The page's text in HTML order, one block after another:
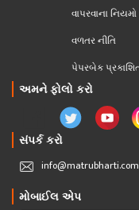
વાપરવાના નિયમો
વળતર નીતિ
પેપરબેક
અમને ફોલો કરો
સંપર્ક કરો
info@matrubharti.com
મોબાઈલ એપ